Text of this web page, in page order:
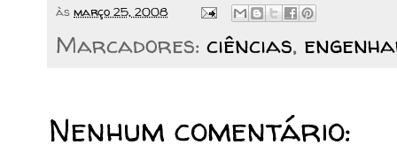
às março 25, 2008
Marcadores: ciências,
Nenhum comentário: